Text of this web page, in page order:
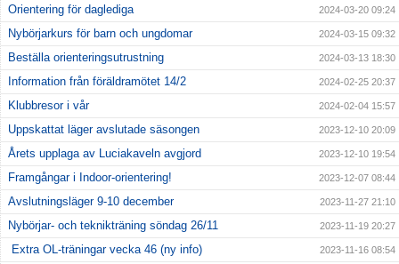
Orientering för daglediga 2024-03-20 09:24
Nybörjarkurs för barn och ungdomar 2024-03-15 09:32
Beställa orienteringsutrustning 2024-03-13 18:30
Information från föräldramötet 14/2 2024-02-25 20:37
Klubbresor i vår 2024-02-04 15:57
Uppskattat läger avslutade säsongen 2023-12-10 20:09
Årets upplaga av Luciakaveln avgjord 2023-12-10 19:54
Framgångar i Indoor-orientering! 2023-12-07 08:44
Avslutningsläger 9-10 december 2023-11-27 21:10
Nybörjar- och teknikträning söndag 26/11 2023-11-19 20:27
Extra OL-träningar vecka 46 (ny info) 2023-11-16 08:54